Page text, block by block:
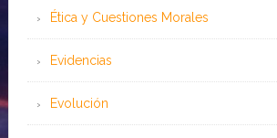
Ética y Cuestiones Morales
Evidencias
Evolución